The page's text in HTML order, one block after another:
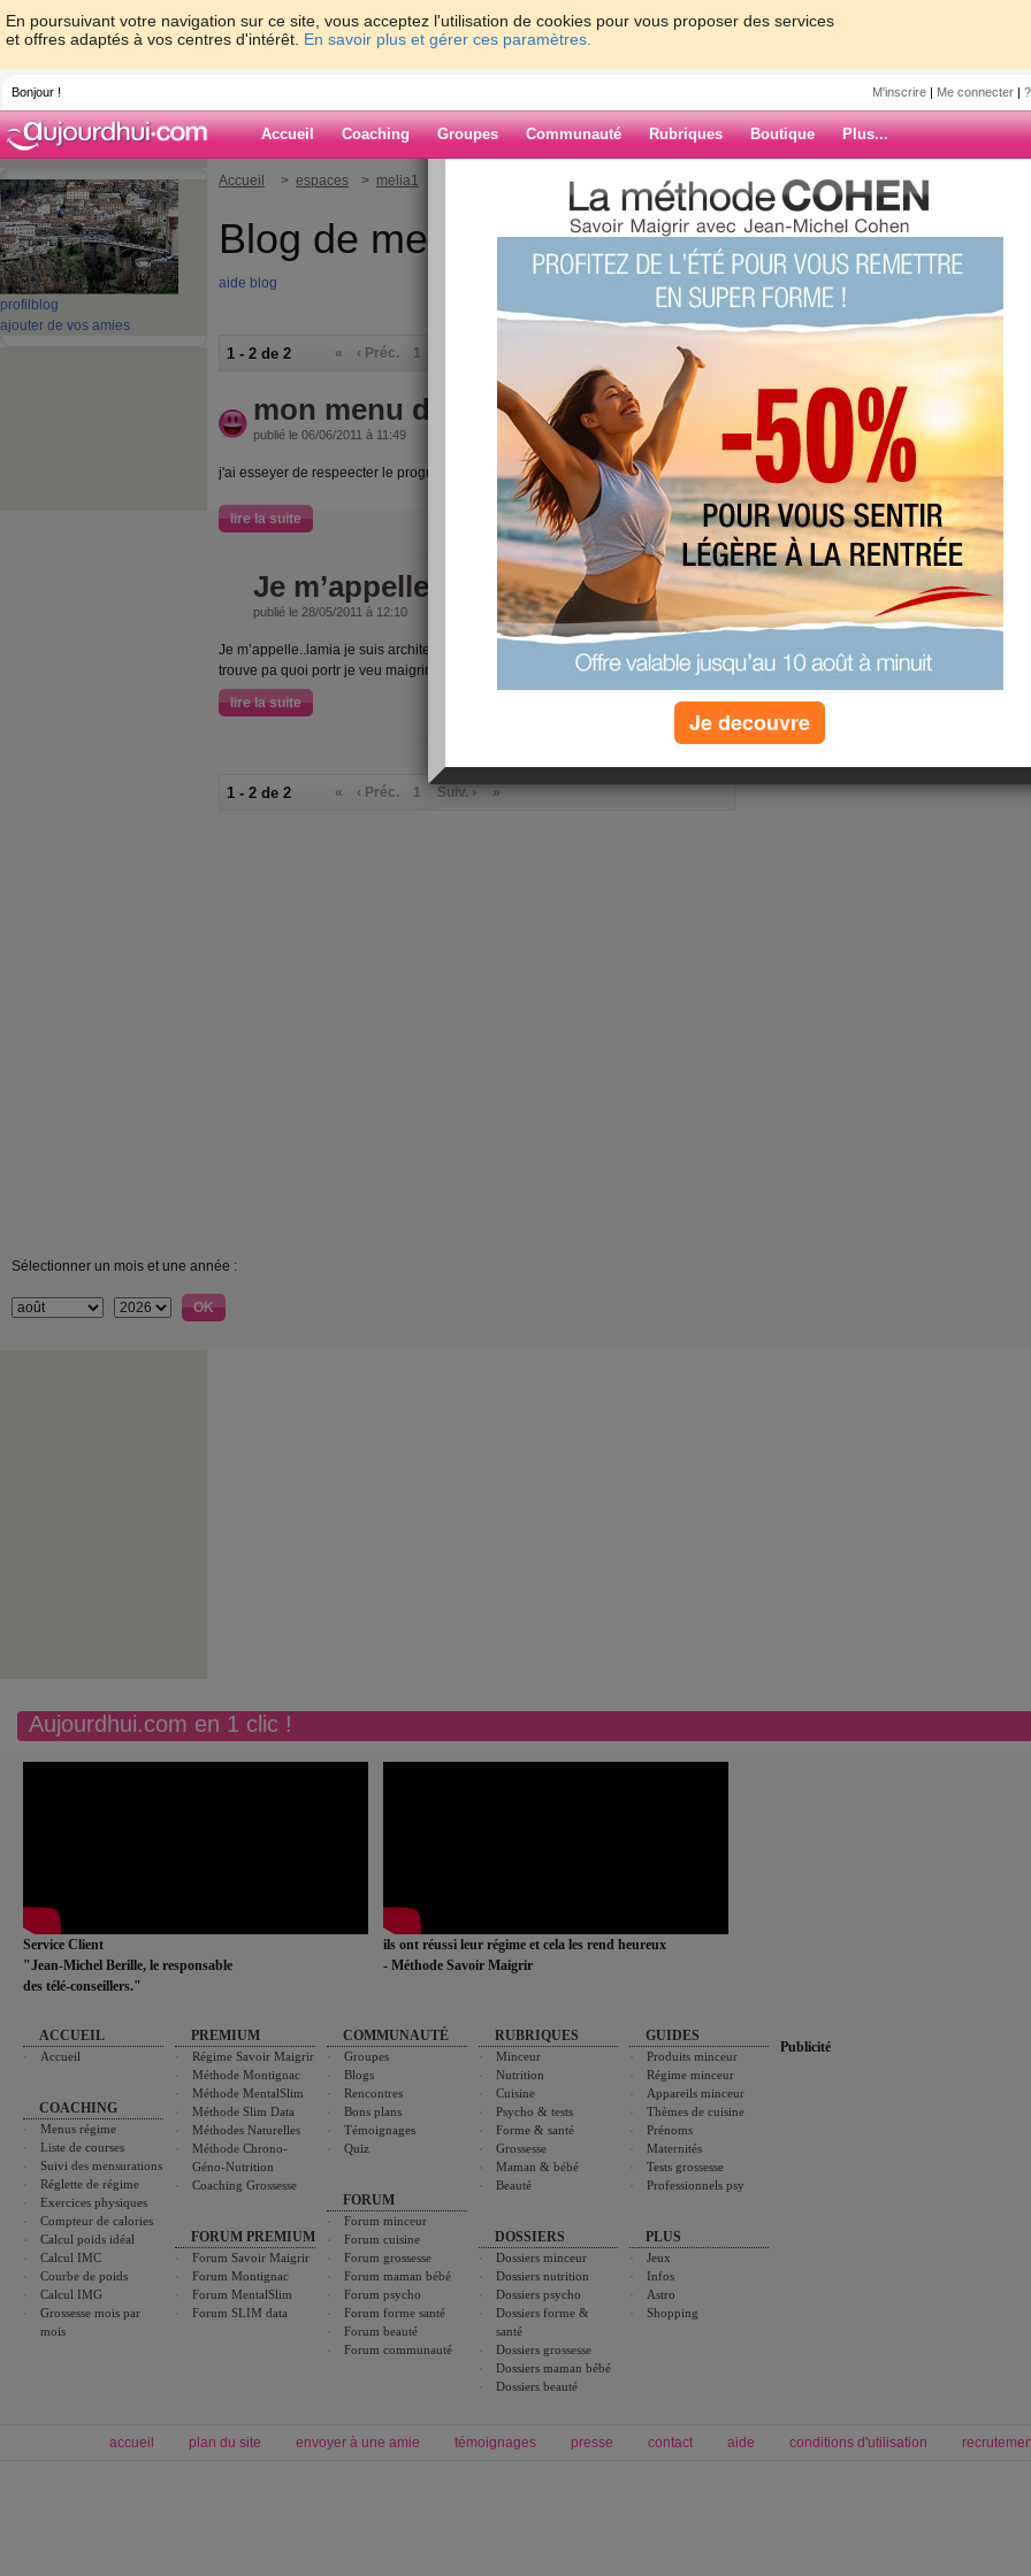
En poursuivant votre navigation sur ce site, vous acceptez l'utilisation de cookies pour vous proposer des services
et offres adaptés à vos centres d'intérêt. En savoir plus et gérer ces paramètres.
Bonjour ! M'inscrire | Me connecter |
Accueil Coaching Groupes Communauté Rubriques Boutique Plus...
profil blog
ajouter de vos amies
Accueil > espaces > melia1
Blog de melia1
aide blog
1 - 2 de 2 « ‹ Préc. 1
mon menu du 1er jour
publié le 06/06/2011 à 11:49
j'ai esseyer de respeecter le programme au max
lire la suite (1) commentaires
Je m’appelle lamia
publié le 28/05/2011 à 12:10
Je m’appelle..lamia je suis architecte j'ai une fille de 18moi je sui.s tr enuie je ne
trouve pa quoi portr je veu maigrire
lire la suite
(4) commentaires
1 - 2 de 2 « ‹ Préc. 1 Suiv. › »
ARCHIVES
Sélectionner un mois et une année :
Aujourdhui.com en 1 clic !
Service Client
"Jean-Michel Berille, le responsable
des télé-conseillers."
ils ont réussi leur régime et cela les rend heureux
- Méthode Savoir Maigrir
ACCUEIL
Accueil
COACHING
Menus régime
Liste de courses
Suivi des mensurations
Réglette de régime
Exercices physiques
Compteur de calories
Calcul poids idéal
Calcul IMC
Courbe de poids
Calcul IMG
Grossesse mois par
mois
PREMIUM
Régime Savoir Maigrir
Méthode Montignac
Méthode MentalSlim
Méthode Slim Data
Méthodes Naturelles
Méthode Chrono-
Géno-Nutrition
Coaching Grossesse
FORUM PREMIUM
Forum Savoir Maigrir
Forum Montignac
Forum MentalSlim
Forum SLIM data
COMMUNAUTÉ
Groupes
Blogs
Rencontres
Bons plans
Témoignages
Quiz
FORUM
Forum minceur
Forum cuisine
Forum grossesse
Forum maman bébé
Forum psycho
Forum forme santé
Forum beauté
Forum communauté
RUBRIQUES
Minceur
Nutrition
Cuisine
Psycho & tests
Forme & santé
Grossesse
Maman & bébé
Beauté
DOSSIERS
Dossiers minceur
Dossiers nutrition
Dossiers psycho
Dossiers forme &
santé
Dossiers grossesse
Dossiers maman bébé
Dossiers beauté
GUIDES
Produits minceur
Régime minceur
Appareils minceur
Thèmes de cuisine
Prénoms
Maternités
Tests grossesse
Professionnels psy
PLUS
Jeux
Infos
Astro
Shopping
Publicité
accueil plan du site envoyer à une amie témoignages presse contact aide conditions d'utilisation
Je decouvre